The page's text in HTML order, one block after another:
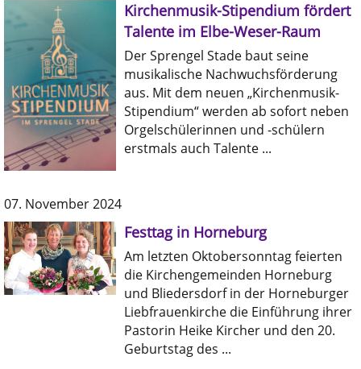
Kirchenmusik-Stipendium fördert
Talente im Elbe-Weser-Raum
Der Sprengel Stade baut seine
musikalische Nachwuchsförderung
aus. Mit dem neuen „Kirchenmusik-
Stipendium“ werden ab sofort neben
Orgelschülerinnen und -schülern
erstmals auch Talente ...
07. November 2024
Festtag in Horneburg
Am letzten Oktobersonntag feierten
die Kirchengemeinden Horneburg
und Bliedersdorf in der Horneburger
Liebfrauenkirche die Einführung ihrer
Pastorin Heike Kircher und den 20.
Geburtstag des ...